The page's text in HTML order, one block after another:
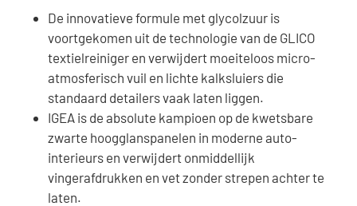
De innovatieve formule met glycolzuur is
voortgekomen uit de technologie van de GLICO
textielreiniger en verwijdert moeiteloos micro-
atmosferisch vuil en lichte kalksluiers die
standaard detailers vaak laten liggen.
IGEA is de absolute kampioen op de kwetsbare
zwarte hoogglanspanelen in moderne auto-
interieurs en verwijdert onmiddellijk
vingerafdrukken en vet zonder strepen achter te
laten.